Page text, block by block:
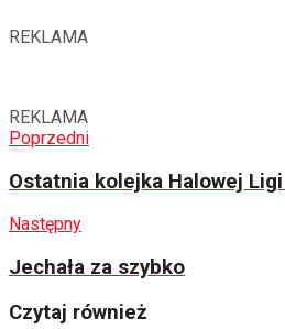
REKLAMA
REKLAMA
Poprzedni
Ostatnia kolejka Halowej
Następny
Jechała za szybko
Czytaj również